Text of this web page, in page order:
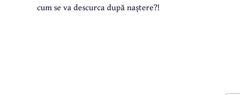
cum se va descurca după naștere?!